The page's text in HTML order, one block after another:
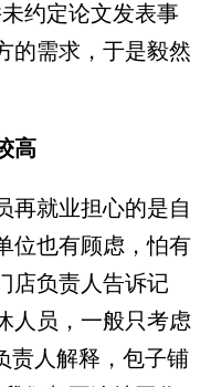
约定论文发表事
的需求，于是毅然
高
就业担心的是自
位也有顾虑，怕有
店负责人告诉记
人员，一般只考虑
责人解释，包子铺